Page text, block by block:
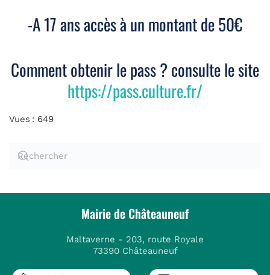
-A 17 ans accès à un montant de 50€
Comment obtenir le pass ? consulte le site
https://pass.culture.fr/
Vues : 649
Mairie de Châteauneuf
Maltaverne - 203, route Royale
73390 Châteauneuf